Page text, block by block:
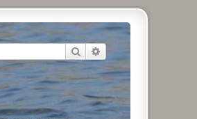
Suche Erweiterte Suche